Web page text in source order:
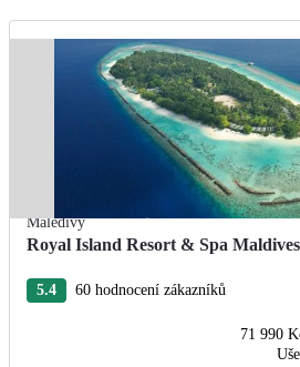
Maledivy
Royal Island Resort & Spa Maldives
5.4 60 hodnocení zákazníků
71 990